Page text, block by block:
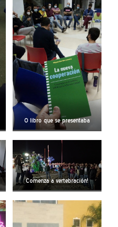
O libro que se presentaba
Comenza a vertebración!